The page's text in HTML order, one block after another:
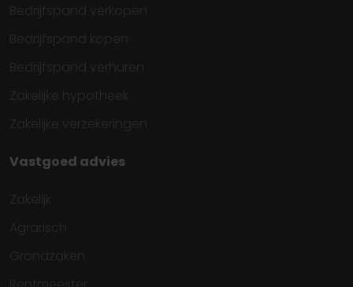
Bedrijfspand verkopen
Bedrijfspand kopen
Bedrijfspand verhuren
Zakelijke hypotheek
Zakelijke verzekeringen
Vastgoed advies
Zakelijk
Agrarisch
Grondzaken